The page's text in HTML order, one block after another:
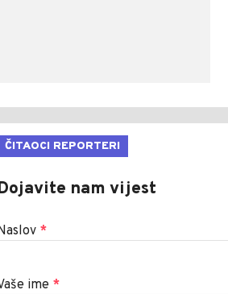
ČITAOCI REPORTERI
nam vijest
*
ime *